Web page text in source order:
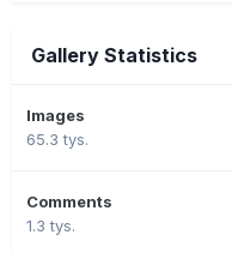
Gallery Statistics
Images
65.3 tys.
Comments
1.3 tys.